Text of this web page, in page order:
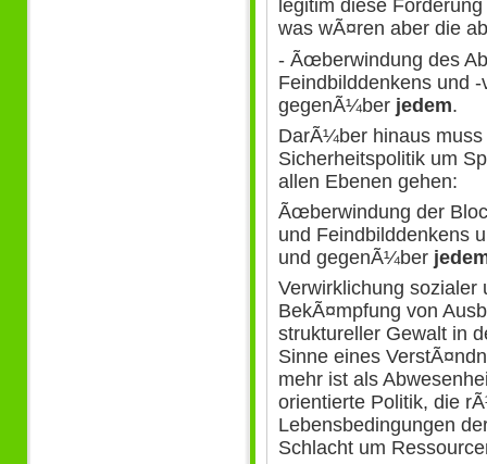
legitim diese
was wÃ¤ren aber die
- Ãœberwindung des
Feindbilddenkens und
gegenÃ¼ber jedem.
DarÃ¼ber hinaus
Sicherheitspolitik um
allen Ebenen gehen:
Ãœberwindung der
und Feindbilddenkens
und gegenÃ¼ber
Verwirklichung sozialer
BekÃ¤mpfung von
struktureller Gewalt in
Sinne eines
mehr ist als
orientierte Politik, die
Lebensbedingungen
Schlacht um